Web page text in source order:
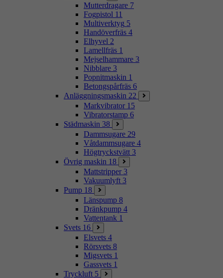
Mutterdragare 7
Fogpistol 11
Multiverktyg 5
Handöverfräs 4
Elhyvel 2
Lamellfräs 1
Mejselhammare 3
Nibblare 3
Popnitmaskin 1
Betongspårfräs 6
Anläggningsmaskin 22
Markvibrator 15
Vibratorstamp 6
Städmaskin 38
Dammsugare 29
Våtdammsugare 4
Högtryckstvätt 3
Övrig maskin 18
Mattstripper 3
Vakuumlyft 3
Pump 18
Länspump 8
Dränkpump 4
Vattentank 1
Svets 16
Elsvets 4
Rörsvets 8
Migsvets 1
Gassvets 1
Tryckluft 5